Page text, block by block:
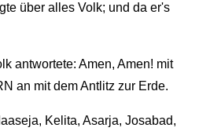
über alles Volk; und da er's
antwortete: Amen, Amen! mit
an mit dem Antlitz zur Erde.
Kelita, Asarja, Josabad,